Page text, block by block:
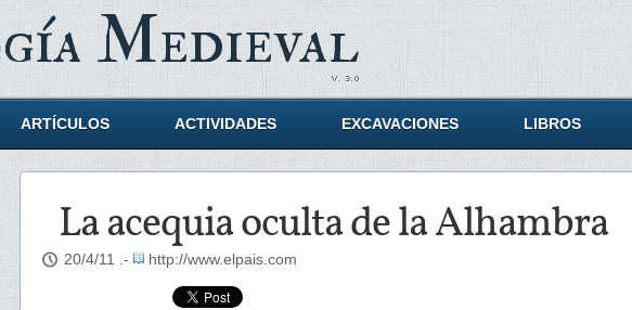
Medieval
ARTÍCULOS ACTIVIDADES EXCAVACIONES LIBROS
La acequia oculta de la Alhambra
20/4/11 .- http://www.elpais.com